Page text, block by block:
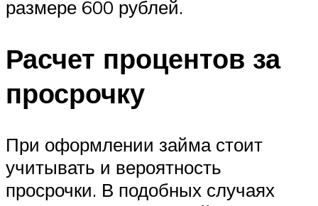
размере 600 рублей.
Расчет процентов за
просрочку
При оформлении займа стоит
учитывать и вероятность
просрочки. В подобных случаях